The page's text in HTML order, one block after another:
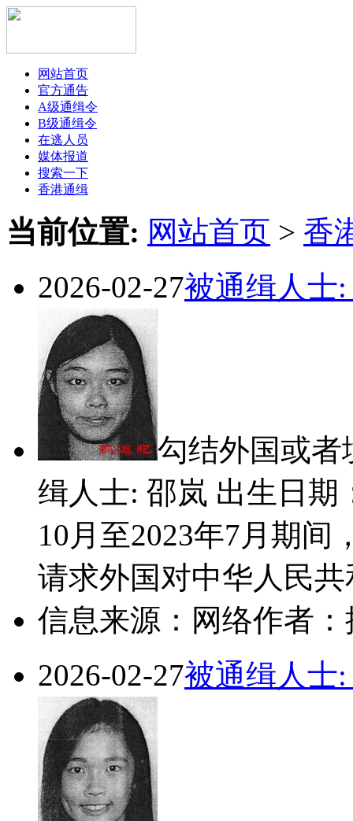
网站首页
官方通告
A级通缉令
B级通缉令
在逃人员
媒体报道
搜索一下
香港通缉
当前位置: 网站首页 > 香
2026-02-27被通缉人士
勾结外国或者
缉人士: 邵岚 出生日期
10月至2023年7月期间
请求外国对中华人民
信息来源：网络作者：
2026-02-27被通缉人士